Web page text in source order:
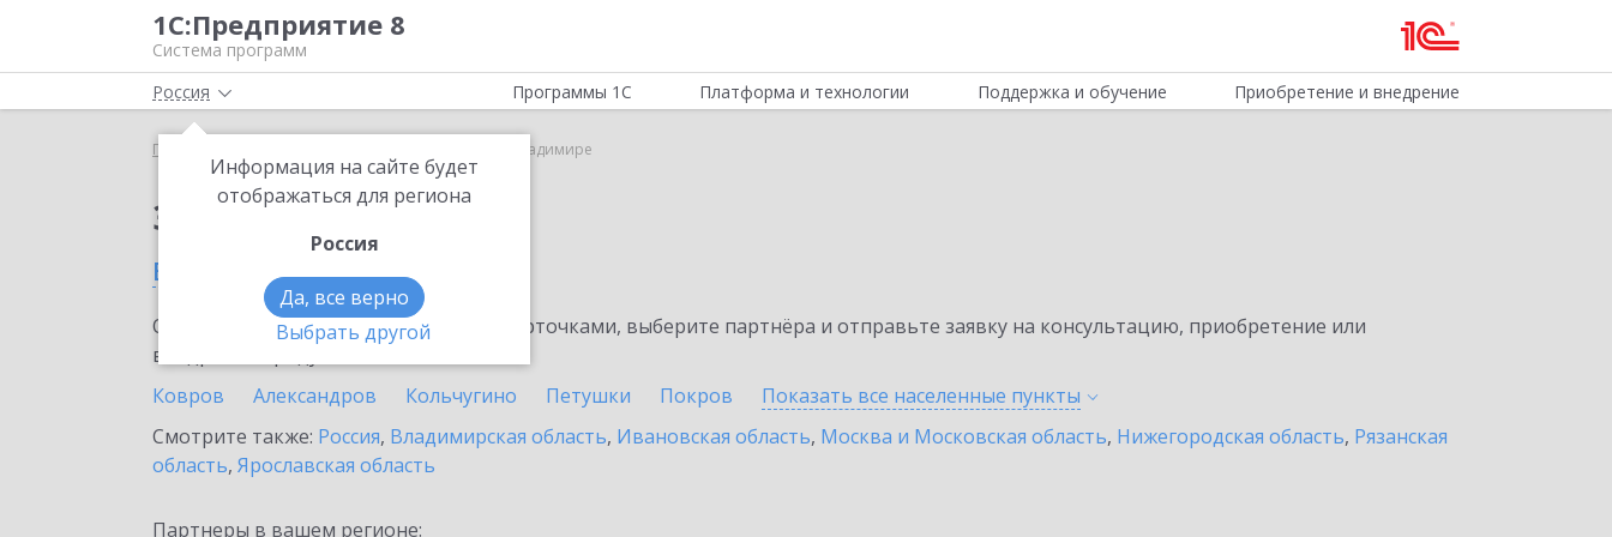
1С:Предприятие 8
Система программ
Россия
Информация на сайте будет
отображаться для региона
Россия
Да, все верно
Выбрать другой
Программы 1С Платформа и технологии Поддержка и обучение Приобретение и внедрение
Главная Bidzaar во Владимире
Заказать Bidzaar
во Владимире
Ознакомьтесь с информационными карточками, выберите партнёра и отправьте заявку на консультацию, приобретение или
внедрение продукта.
Ковров
Александров Кольчугино Петушки Покров Показать все населенные пункты
Смотрите также: Россия, Владимирская область, Ивановская область, Москва и Московская область, Нижегородская область, Рязанская
область, Ярославская область
Партнеры в вашем регионе: